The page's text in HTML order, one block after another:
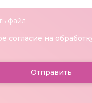
файл
согласие на
Отправить